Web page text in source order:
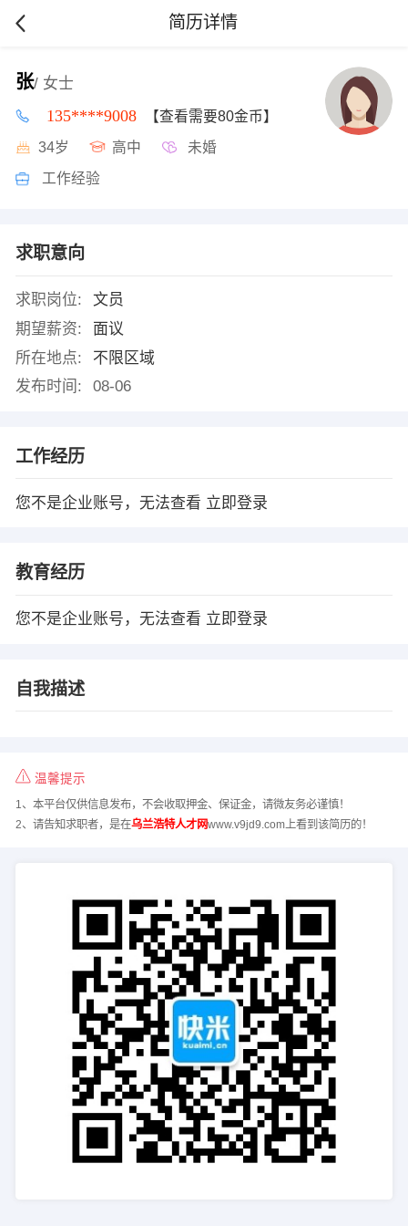
简历详情
张/ 女士
135****9008 【查看需要80金币】
34岁 高中 未婚
工作经验
求职意向
求职岗位:
文员
期望薪资:
面议
所在地点:
不限区域
发布时间:
08-06
工作经历
您不是企业账号，无法查看 立即登录
教育经历
您不是企业账号，无法查看 立即登录
自我描述
温馨提示
1、本平台仅供信息发布，不会收取押金、保证金，请微友务必谨慎！
2、请告知求职者，是在乌兰浩特人才网www.v9jd9.com上看到该简历的！